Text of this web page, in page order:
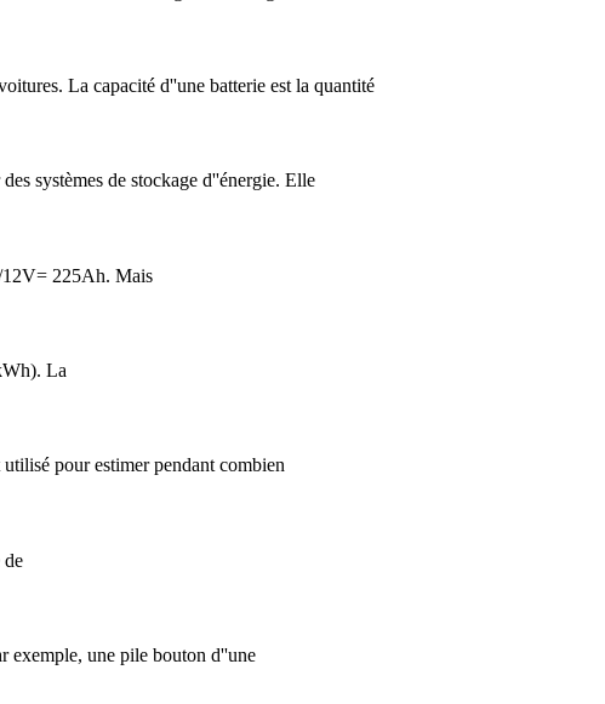
La capacité d''une batterie est la quantité
systèmes de stockage d''énergie. Elle
12V= 225Ah. Mais
La
pour estimer pendant combien
de
exemple, une pile bouton d''une